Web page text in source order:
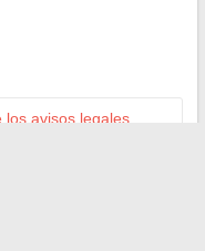
los avisos legales